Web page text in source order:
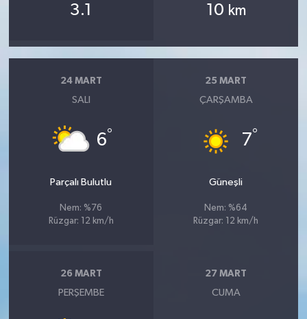
3.1 10 km
24 MART
SALI
6°
Parçalı Bulutlu
Nem: %76
Rüzgar: 12 km/h
25 MART
ÇARŞAMBA
7°
Güneşli
Nem: %64
Rüzgar: 12 km/h
26 MART
PERŞEMBE
27 MART
CUMA